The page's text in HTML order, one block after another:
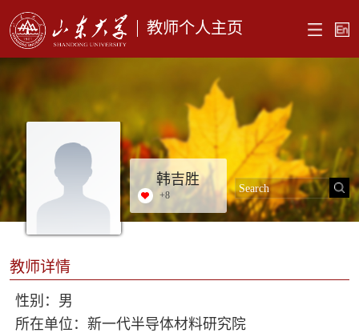
教师个人主页
韩吉胜
+8
教师详情
性别：男
所在单位：新一代半导体材料研究院